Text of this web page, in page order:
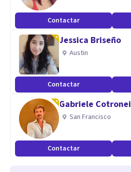
Contactar
Jessica Briseño
Austin
Contactar
Gabriele Cotronei
San Francisco
Contactar